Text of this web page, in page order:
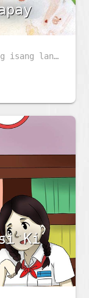
May nakitang maliit na piraso ang isang langgam sa daan. Paano kaya niya ito maiuuwi?
si Ki